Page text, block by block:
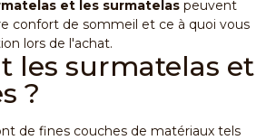
et les surmatelas peuvent
confort de sommeil et ce à quoi vous
lors de l'achat.
les surmatelas et
?
de fines couches de matériaux tels